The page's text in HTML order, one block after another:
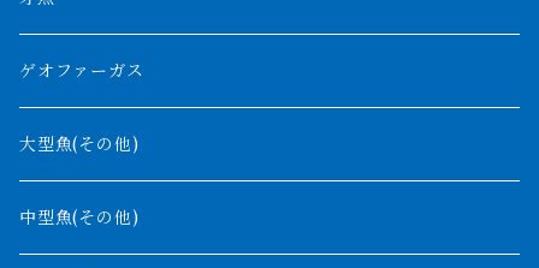
バンジャール
ラプラディ
ギニア
ナイジェリア
コンギクス
オルナティピンニス
ゲオファーガス
大型魚(その他)
中型魚(その他)